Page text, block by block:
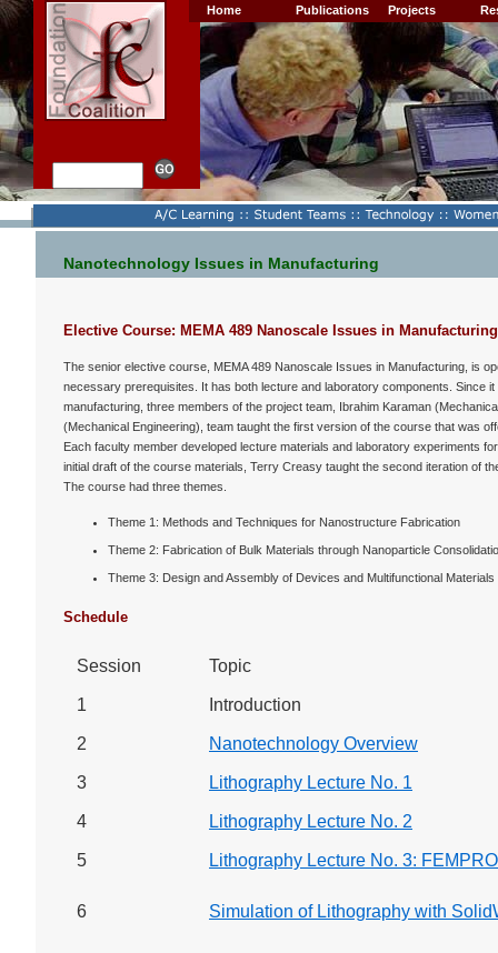
Home Publications Projects
Nanotechnology Issues in Manufacturing
Elective Course: MEMA 489 Nanoscale Issues in Manufacturing
The senior elective course, MEMA 489 Nanoscale Issues in Manufacturing, is
necessary prerequisites. It has both lecture and laboratory components. Since
manufacturing, three members of the project team, Ibrahim Karaman
(Mechanical Engineering), team taught the first version of the course that was
Each faculty member developed lecture materials and laboratory experiments
initial draft of the course materials, Terry Creasy taught the second iteration of
The course had three themes.
Theme 1: Methods and Techniques for Nanostructure Fabrication
Theme 2: Fabrication of Bulk Materials through Nanoparticle
Theme 3: Design and Assembly of Devices and Multifunctional
Schedule
Session Topic
1 Introduction
2 Nanotechnology Overview
3 Lithography Lecture No. 1
4 Lithography Lecture No. 2
5 Lithography Lecture No. 3:
6 Simulation of Lithography with